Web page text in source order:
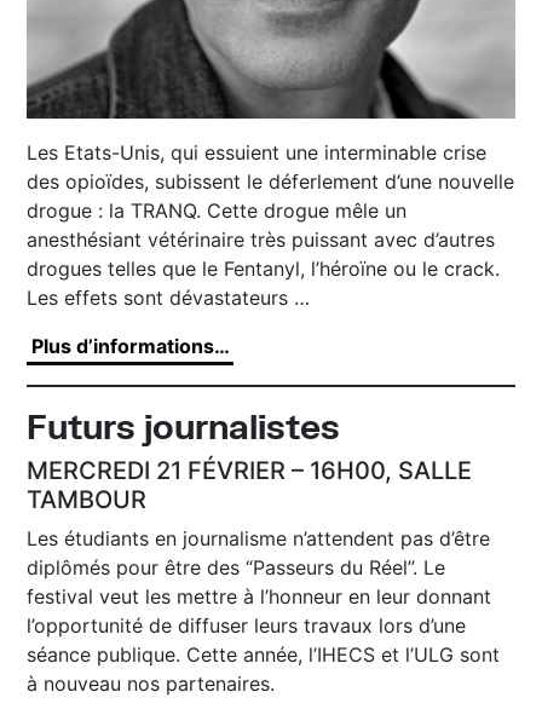
Les Etats-Unis, qui essuient une interminable crise
des opioïdes, subissent le déferlement d’une nouvelle
drogue : la TRANQ. Cette drogue mêle un
anesthésiant vétérinaire très puissant avec d’autres
drogues telles que le Fentanyl, l’héroïne ou le crack.
Les effets sont dévastateurs …
Plus d’informations…
Futurs journalistes
MERCREDI 21 FÉVRIER – 16H00, SALLE
TAMBOUR
Les étudiants en journalisme n’attendent pas d’être
diplômés pour être des “Passeurs du Réel”. Le
festival veut les mettre à l’honneur en leur donnant
l’opportunité de diffuser leurs travaux lors d’une
séance publique. Cette année, l’IHECS et l’ULG sont
à nouveau nos partenaires.